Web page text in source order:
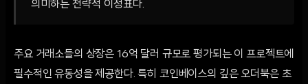
의미하는 전략적 이정표다.
주요 거래소들의 상장은 16억 달러 규모로 평가되는 이 프로젝트에
필수적인 유동성을 제공한다. 특히 코인베이스의 깊은 오더북은 초